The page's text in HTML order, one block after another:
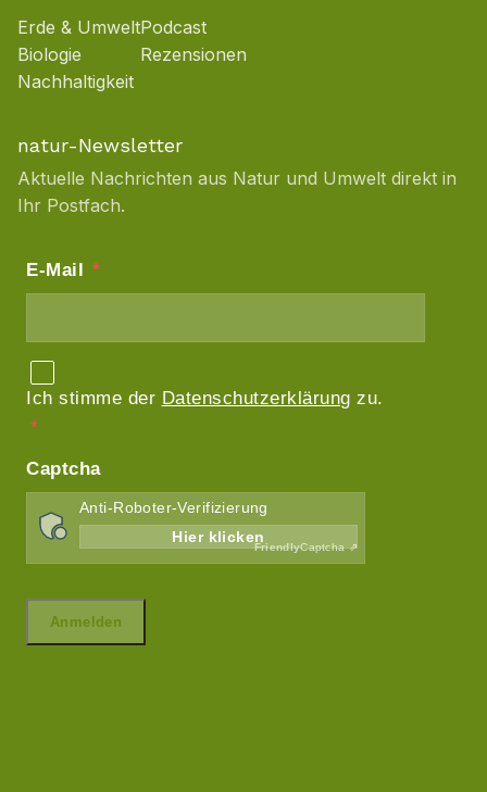
Erde & Umwelt
Biologie
Nachhaltigkeit
Podcast
Rezensionen
natur-Newsletter
Aktuelle Nachrichten aus Natur und Umwelt direkt in
Ihr Postfach.